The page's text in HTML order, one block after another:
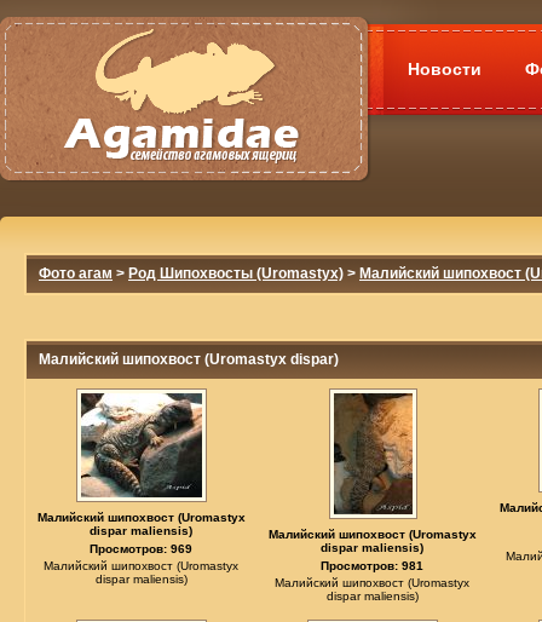
Новости
Фото агам > Род Шипохвосты (Uromastyx) > Малийский шипохвост
Малийский шипохвост (Uromastyx dispar)
Малийский шипохвост (Uromastyx
dispar maliensis)
Просмотров: 969
Малийский шипохвост (Uromastyx
dispar maliensis)
Малийский шипохвост (Uromastyx
dispar maliensis)
Просмотров: 981
Малийский шипохвост (Uromastyx
dispar maliensis)